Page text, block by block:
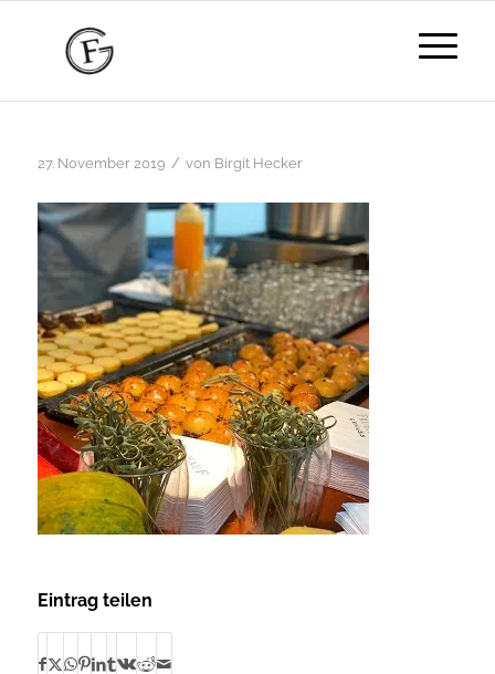
27. November 2019 / von Birgit Hecker
Eintrag teilen